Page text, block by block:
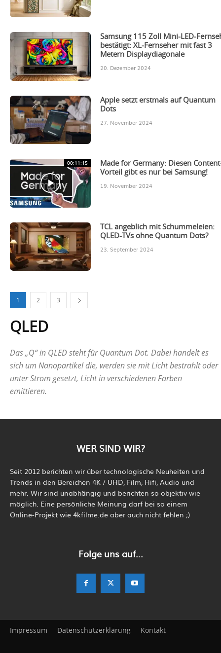
Samsung 115 Zoll Mini-LED-
bestätigt: XL-Fernseher mit fast 3
Metern Displaydiagonale
20. Dezember 2024
Apple setzt erstmals auf Quantum
Dots
27. November 2024
00:11:15
Made for Germany: Diesen
Vorteil gibt es nur bei Samsung!
19. November 2024
TCL angeblich mit Schummeleien:
QLED-TVs ohne Quantum Dots?
23. September 2024
1 2 3
QLED
Das „Q“ in QLED steht für Quantum Dot. Dabei handelt es
sich um Nanopartikel die, werden sie mit Licht bestrahlt oder
unter Strom gesetzt, Licht in verschiedenen Farben
emittieren.
WER SIND WIR?
Seit 2012 berichten wir über technologische Neuheiten und
Trends in den Bereichen 4K / UHD, Film, Hifi, Audio und
mehr. Wir sind unabhängig und berichten so objektiv wie
möglich. Eine persönliche Meinung darf bei so einem
Online-Projekt wie 4kfilme.de aber auch nicht fehlen ;)
Folge uns auf...
Impressum Datenschutzerklärung Kontakt